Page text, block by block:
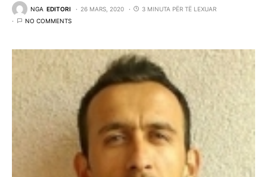
NGA EDITORI 26 MARS, 2020
3 MINUTA PËR TË LEXUAR
NO COMMENTS